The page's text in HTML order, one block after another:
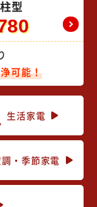
型
可能！
生活家電
・季節家電